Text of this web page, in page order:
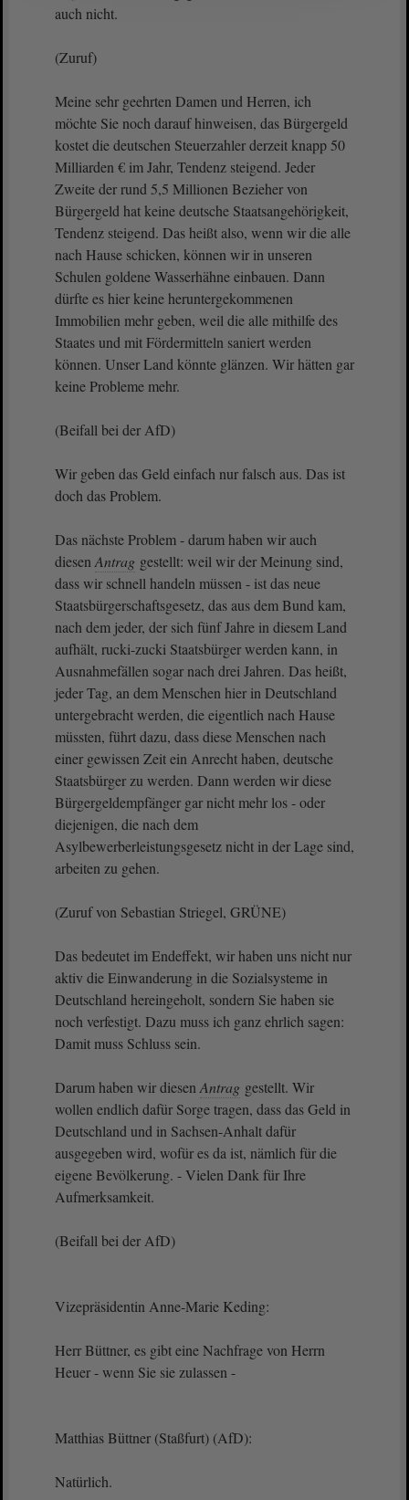
auch nicht.
(Zuruf)
Meine sehr geehrten Damen und Herren, ich
möchte Sie noch darauf hinweisen, das Bürgergeld
kostet die deutschen Steuerzahler derzeit knapp 50
Milliarden € im Jahr, Tendenz steigend. Jeder
Zweite der rund 5,5 Millionen Bezieher von
Bürgergeld hat keine deutsche Staatsangehörigkeit,
Tendenz steigend. Das heißt also, wenn wir die alle
nach Hause schicken, können wir in unseren
Schulen goldene Wasserhähne einbauen. Dann
dürfte es hier keine heruntergekommenen
Immobilien mehr geben, weil die alle mithilfe des
Staates und mit Fördermitteln saniert werden
können. Unser Land könnte glänzen. Wir hätten gar
keine Probleme mehr.
(Beifall bei der AfD)
Wir geben das Geld einfach nur falsch aus. Das ist
doch das Problem.
Das nächste Problem - darum haben wir auch
diesen Antrag gestellt: weil wir der Meinung sind,
dass wir schnell handeln müssen - ist das neue
Staatsbürgerschaftsgesetz, das aus dem Bund kam,
nach dem jeder, der sich fünf Jahre in diesem Land
aufhält, rucki-zucki Staatsbürger werden kann, in
Ausnahmefällen sogar nach drei Jahren. Das heißt,
jeder Tag, an dem Menschen hier in Deutschland
untergebracht werden, die eigentlich nach Hause
müssten, führt dazu, dass diese Menschen nach
einer gewissen Zeit ein Anrecht haben, deutsche
Staatsbürger zu werden. Dann werden wir diese
Bürgergeldempfänger gar nicht mehr los - oder
diejenigen, die nach dem
Asylbewerberleistungsgesetz nicht in der Lage sind,
arbeiten zu gehen.
(Zuruf von Sebastian Striegel, GRÜNE)
Das bedeutet im Endeffekt, wir haben uns nicht nur
aktiv die Einwanderung in die Sozialsysteme in
Deutschland hereingeholt, sondern Sie haben sie
noch verfestigt. Dazu muss ich ganz ehrlich sagen:
Damit muss Schluss sein.
Darum haben wir diesen Antrag gestellt. Wir
wollen endlich dafür Sorge tragen, dass das Geld in
Deutschland und in Sachsen-Anhalt dafür
ausgegeben wird, wofür es da ist, nämlich für die
eigene Bevölkerung. - Vielen Dank für Ihre
Aufmerksamkeit.
(Beifall bei der AfD)
Vizepräsidentin Anne-Marie Keding:
Herr Büttner, es gibt eine Nachfrage von Herrn
Heuer - wenn Sie sie zulassen -
Matthias Büttner (Staßfurt) (AfD):
Natürlich.